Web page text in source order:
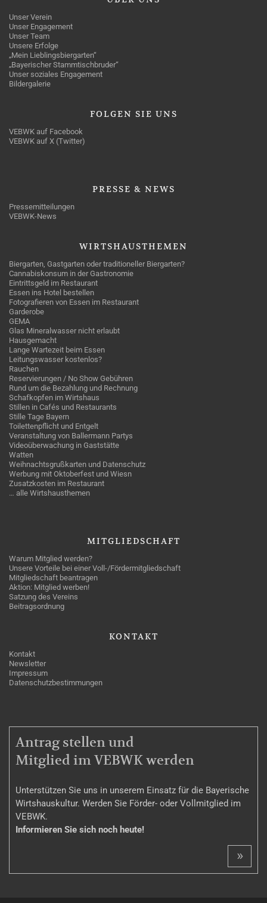
Unser Verein
Unser Engagement
Unser Team
Unsere Erfolge
„Mein Lieblingsbiergarten“
„Bayerischer Stammtischbruder“
Unser soziales Engagement
Bildergalerie
FOLGEN SIE UNS
VEBWK auf Facebook
VEBWK auf X (Twitter)
PRESSE & NEWS
Pressemitteilungen
VEBWK-News
WIRTSHAUSTHEMEN
Biergarten, Gastgarten oder traditioneller Biergarten?
Cannabiskonsum in der Gastronomie
Eintrittsgeld im Restaurant
Essen ins Hotel bestellen
Fotografieren von Essen im Restaurant
Garderobe
GEMA
Glas Mineralwasser nicht erlaubt
Hausgemacht
Lange Wartezeit beim Essen
Leitungswasser kostenlos?
Rauchen
Reservierungen / No Show Gebühren
Rund um die Bezahlung und Rechnung
Schafkopfen im Wirtshaus
Stillen in Cafés und Restaurants
Stille Tage Bayern
Toilettenpflicht und Entgelt
Veranstaltung von Ballermann Partys
Videoüberwachung in Gaststätte
Watten
Weihnachtsgrußkarten und Datenschutz
Werbung mit Oktoberfest und Wiesn
Zusatzkosten im Restaurant
… alle Wirtshausthemen
MITGLIEDSCHAFT
Warum Mitglied werden?
Unsere Vorteile bei einer Voll-/Fördermitgliedschaft
Mitgliedschaft beantragen
Aktion: Mitglied werben!
Satzung des Vereins
Beitragsordnung
KONTAKT
Kontakt
Newsletter
Impressum
Datenschutzbestimmungen
MITGLIEDSCHAFT
Antrag stellen und
Mitglied im VEBWK werden
Unterstützen Sie uns in unserem Einsatz für die Bayerische
Wirtshauskultur. Werden Sie Förder- oder Vollmitglied im
VEBWK.
Informieren Sie sich noch heute!
»